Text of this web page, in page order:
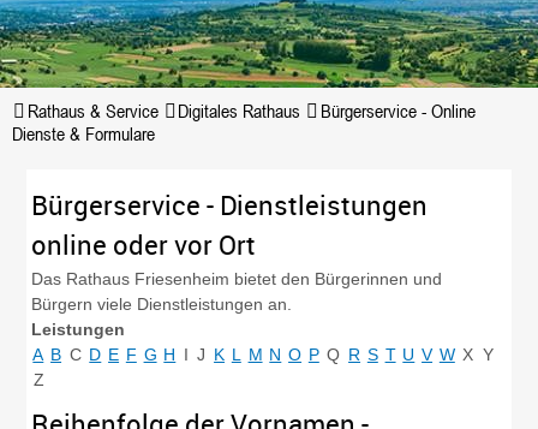
Rathaus & Service Digitales Rathaus
Bürgerservice - Online
Dienste & Formulare
Bürgerservice - Dienstleistungen
online oder vor Ort
Das Rathaus Friesenheim bietet den Bürgerinnen und
Bürgern viele Dienstleistungen an.
Leistungen
A B C D E F G H I J K L M N O P Q R S T U V W X Y
Z